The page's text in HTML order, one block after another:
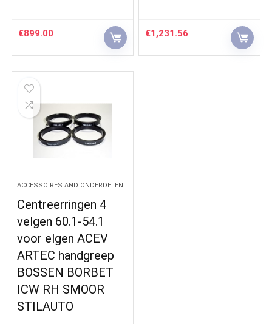
€899.00 €1,231.56
ACCESSOIRES AND ONDERDELEN
Centreerringen 4
velgen 60.1-54.1
voor elgen ACEV
ARTEC handgreep
BOSSEN BORBET
ICW RH SMOOR
STILAUTO